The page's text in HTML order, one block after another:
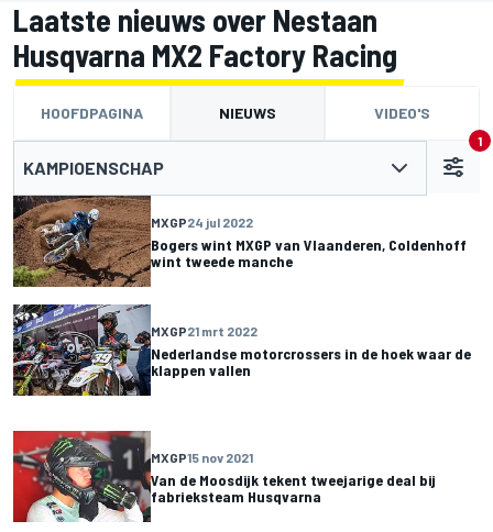
Laatste nieuws over Nestaan
Husqvarna MX2 Factory Racing
HOOFDPAGINA NIEUWS VIDEO'S
KAMPIOENSCHAP
1
MXGP24 jul 2022
Bogers wint MXGP van Vlaanderen, Coldenhoff
wint tweede manche
MXGP21 mrt 2022
Nederlandse motorcrossers in de hoek waar de
klappen vallen
MXGP15 nov 2021
Van de Moosdijk tekent tweejarige deal bij
fabrieksteam Husqvarna